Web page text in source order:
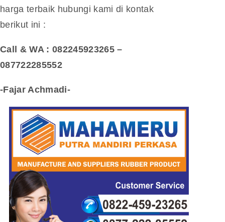
harga terbaik hubungi kami di kontak
berikut ini :
Call & WA : 082245923265 –
087722285552
-Fajar Achmadi-